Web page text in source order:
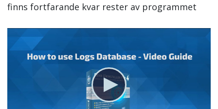
finns fortfarande kvar rester av programmet